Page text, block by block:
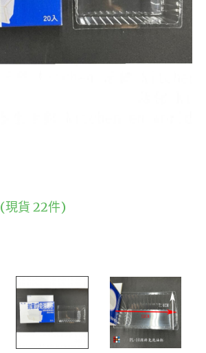
(現貨 22件)